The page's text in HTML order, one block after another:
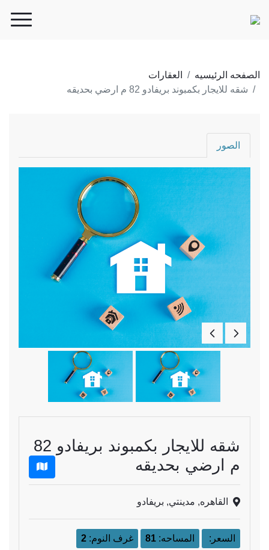
الصفحه الرئيسيه
العقارات
شقه للايجار بكمبوند بريفادو 82 م ارضي بحديقه
الصور
شقه للايجار بكمبوند بريفادو 82
م ارضي بحديقه
القاهره, مدينتي, بريفادو
السعر: المساحه: 81 غرف النوم: 2